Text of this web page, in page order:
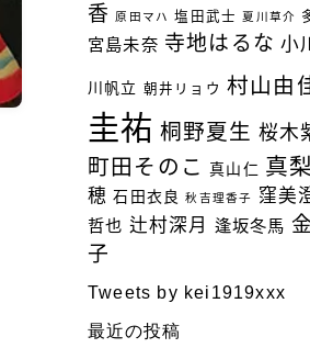
検
索
香
原田マハ 塩田武士 夏川草介
宮島未奈 寺地はるな 小
川帆立 朝井リョウ 村山由
圭祐 桐野夏生 桜木
町田そのこ 真山仁 真
穂 石田衣良 秋吉理香子 窪美
哲也 辻村深月 逢坂冬馬
子
Tweets by kei1919xxx
最近の投稿